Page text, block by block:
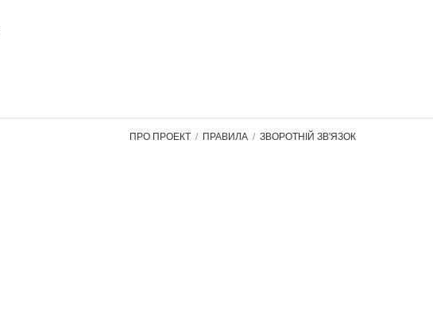
ПРО ПРОЕКТ ПРАВИЛА ЗВОРОТНІЙ ЗВ'ЯЗОК